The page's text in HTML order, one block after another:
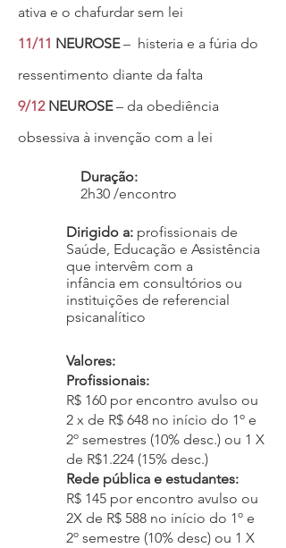
ativa e o chafurdar sem lei
11/11 NEUROSE– histeria e a fúria do
ressentimento diante da falta
9/12 NEUROSE– da obediência
obsessiva à invenção com a lei
Duração:
2h30 /encontro
Dirigido a: profissionais de
Saúde, Educação e Assistência
que intervêm com a
infância em consultórios ou
instituições de referencial
psicanalítico
Valores:
Profissionais:
R$ 160 por encontro avulso ou
2 x de R$ 648 no início do 1º e
2º semestres (10% desc.) ou 1 X
de R$1.224 (15% desc.)
Rede pública e estudantes:
R$ 145 por encontro avulso ou
2X de R$ 588 no início do 1º e
2º semestre (10% desc) ou 1 X